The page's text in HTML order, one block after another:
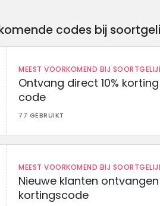
codes bij
MEEST VOORKOMEND BIJ
Ontvang direct 10%
code
77 GEBRUIKT
MEEST VOORKOMEND BIJ
Nieuwe klanten ontvangen
kortingscode